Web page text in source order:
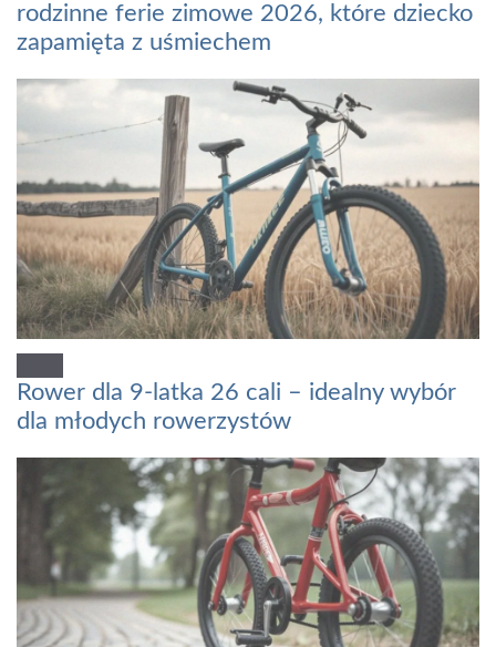
rodzinne ferie zimowe 2026, które dziecko
zapamięta z uśmiechem
Rower dla 9-latka 26 cali – idealny wybór
dla młodych rowerzystów